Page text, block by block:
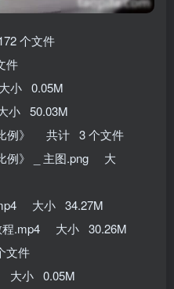
个文件
件
小 0.05M
小 50.03M
比例》 共计 3 个文件
例》 _ 主图.png 大
大小 34.27M
程.mp4 大小 30.26M
文件
大小 0.05M